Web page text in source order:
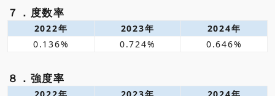
７．度数率
2022年 2023年
2024年
0.136%
0.724% 0.646%
８．強度率
2022年 2023年
2024年